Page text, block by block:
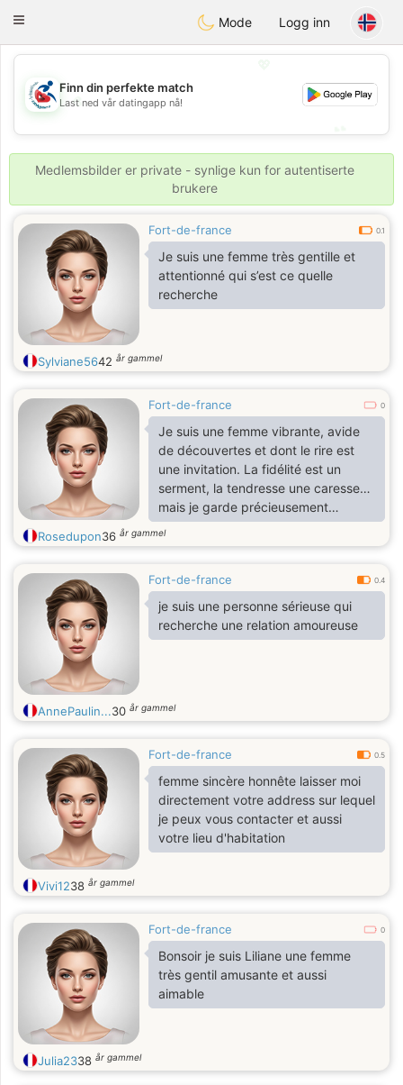
Handi Space
Toggle
Mode Logg inn
💖
💕
Finn din perfekte match
Last ned vår datingapp nå!
Medlemsbilder er private - synlige kun for autentiserte
brukere
Fort-de-france 0.1
Je suis une femme très gentille et
attentionné qui s’est ce quelle
recherche
Sylviane5642 år gammel
Fort-de-france 0
Je suis une femme vibrante, avide
de découvertes et dont le rire est
une invitation. La fidélité est un
serment, la tendresse une caresse…
mais je garde précieusement
quelques secrets pour celui qui
saura les dérober à mon cœur.
Rosedupon36 år gammel
Fort-de-france 0.4
je suis une personne sérieuse qui
recherche une relation amoureuse
AnnePaulin...30 år gammel
Fort-de-france 0.5
femme sincère honnête laisser moi
directement votre address sur lequel
je peux vous contacter et aussi
votre lieu d'habitation
Vivi1238 år gammel
Fort-de-france 0
Bonsoir je suis Liliane une femme
très gentil amusante et aussi
aimable
Julia2338 år gammel